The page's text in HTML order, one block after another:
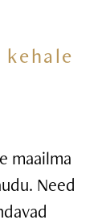
maailma
Need